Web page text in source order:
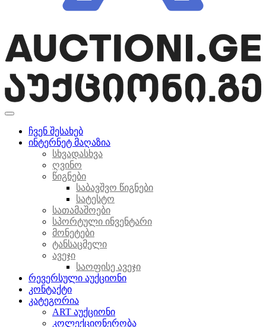
ჩვენ შესახებ
ინტერნეტ მაღაზია
სხვადასხვა
ღვინო
წიგნები
საბავშვო წიგნები
სატესტო
სათამაშოები
სპორტული ინვენტარი
მონეტები
ტანსაცმელი
ავეჯი
საოფისე ავეჯი
რევერსული აუქციონი
კონტაქტი
კატეგორია
ART აუქციონი
კოლექციონერობა